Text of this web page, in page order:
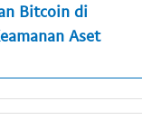
Bitcoin di
Aset